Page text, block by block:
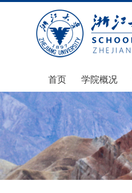
首页 学院概况
学院简介
发展简史
组织机构
师资力量
虚拟学院